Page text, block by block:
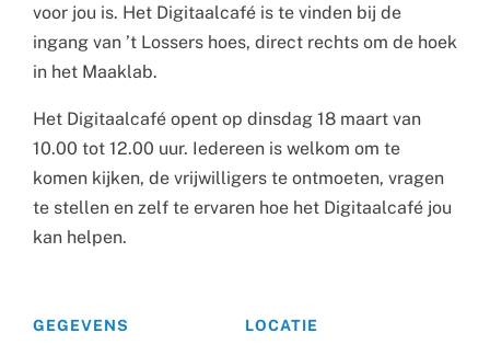
voor jou is. Het Digitaalcafé is te vinden bij de
ingang van ’t Lossers hoes, direct rechts om de hoek
in het Maaklab.
Het Digitaalcafé opent op dinsdag 18 maart van
10.00 tot 12.00 uur. Iedereen is welkom om te
komen kijken, de vrijwilligers te ontmoeten, vragen
te stellen en zelf te ervaren hoe het Digitaalcafé jou
kan helpen.
GEGEVENS LOCATIE